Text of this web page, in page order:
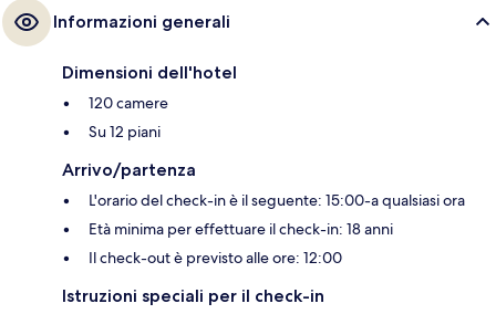
Informazioni generali
Dimensioni dell'hotel
120 camere
Su 12 piani
Arrivo/partenza
L'orario del check-in è il seguente: 15:00-a qualsiasi ora
Età minima per effettuare il check-in: 18 anni
Il check-out è previsto alle ore: 12:00
Istruzioni speciali per il check-in